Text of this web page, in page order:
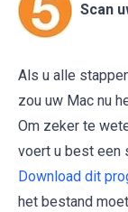
Scan
Als u alle
zou uw Mac nu
Om zeker te
voert u best een
Download dit
het bestand